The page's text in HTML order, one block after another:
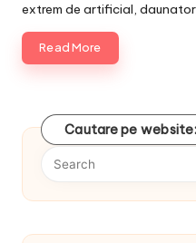
extrem de artificial,
Read More
Cautare pe website: